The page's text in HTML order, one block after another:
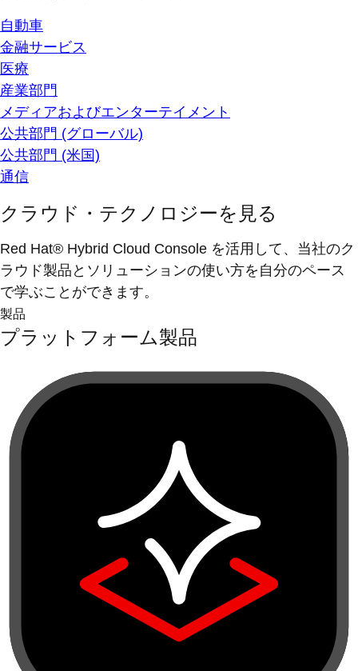
自動車
金融サービス
医療
産業部門
メディアおよびエンターテイメント
公共部門 (グローバル)
公共部門 (米国)
通信
クラウド・テクノロジーを見る
Red Hat® Hybrid Cloud Console を活用して、当社のク
ラウド製品とソリューションの使い方を自分のペース
で学ぶことができます。
製品
プラットフォーム製品